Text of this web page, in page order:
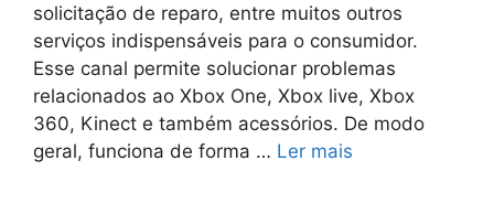
solicitação de reparo, entre muitos outros
serviços indispensáveis para o consumidor.
Esse canal permite solucionar problemas
relacionados ao Xbox One, Xbox live, Xbox
360, Kinect e também acessórios. De modo
geral, funciona de forma … Ler mais